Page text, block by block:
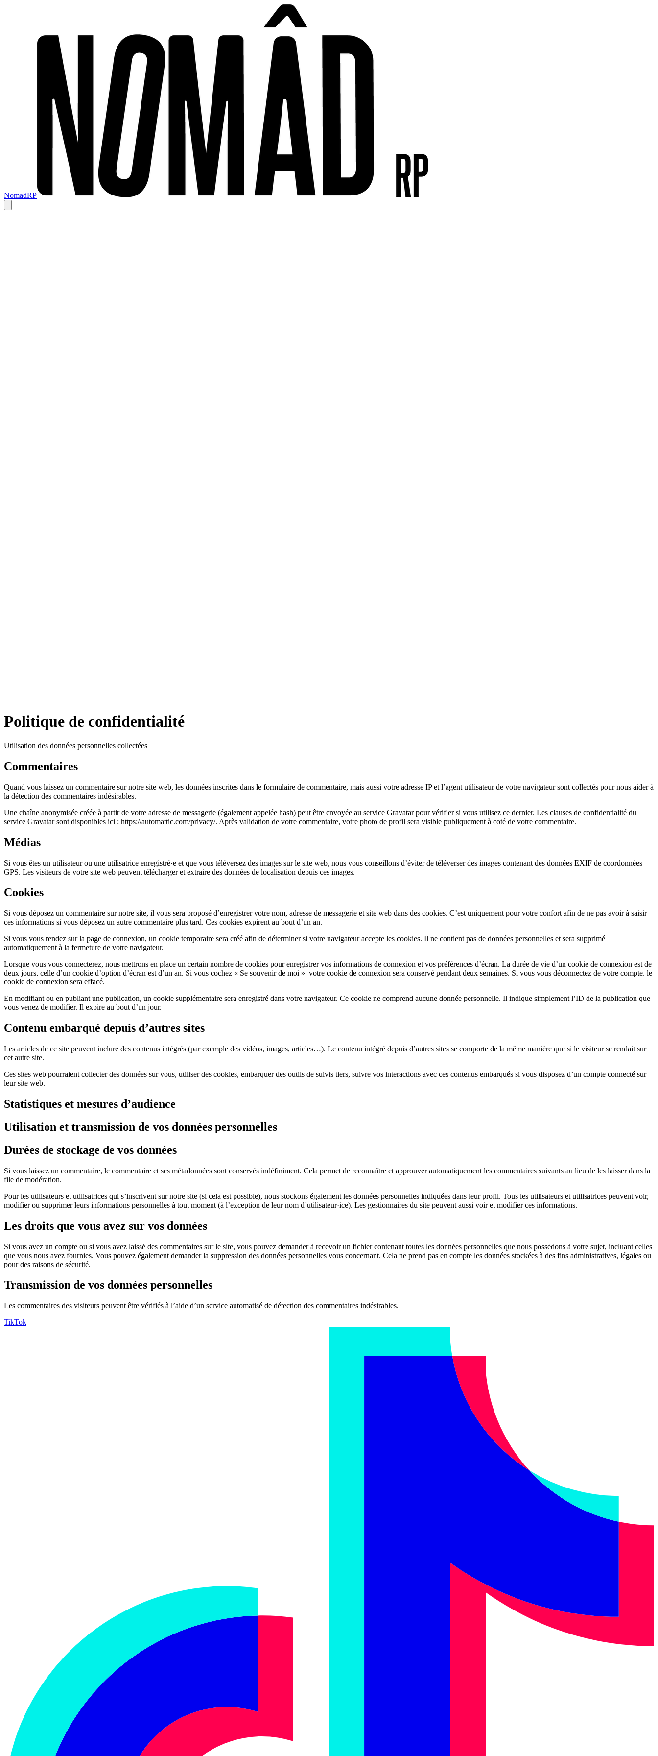
NomadRP
Politique de confidentialité
Utilisation des données personnelles collectées
Commentaires
Quand vous laissez un commentaire sur notre site web, les données inscrites dans le formulaire de commentaire, mais aussi votre adresse IP et l’agent utilisateur de votre navigateur sont collectés pour nous aider à
la détection des commentaires indésirables.
Une chaîne anonymisée créée à partir de votre adresse de messagerie (également appelée hash) peut être envoyée au service Gravatar pour vérifier si vous utilisez ce dernier. Les clauses de confidentialité du
service Gravatar sont disponibles ici : https://automattic.com/privacy/. Après validation de votre commentaire, votre photo de profil sera visible publiquement à coté de votre commentaire.
Médias
Si vous êtes un utilisateur ou une utilisatrice enregistré·e et que vous téléversez des images sur le site web, nous vous conseillons d’éviter de téléverser des images contenant des données EXIF de coordonnées
GPS. Les visiteurs de votre site web peuvent télécharger et extraire des données de localisation depuis ces images.
Cookies
Si vous déposez un commentaire sur notre site, il vous sera proposé d’enregistrer votre nom, adresse de messagerie et site web dans des cookies. C’est uniquement pour votre confort afin de ne pas avoir à saisir
ces informations si vous déposez un autre commentaire plus tard. Ces cookies expirent au bout d’un an.
Si vous vous rendez sur la page de connexion, un cookie temporaire sera créé afin de déterminer si votre navigateur accepte les cookies. Il ne contient pas de données personnelles et sera supprimé
automatiquement à la fermeture de votre navigateur.
Lorsque vous vous connecterez, nous mettrons en place un certain nombre de cookies pour enregistrer vos informations de connexion et vos préférences d’écran. La durée de vie d’un cookie de connexion est de
deux jours, celle d’un cookie d’option d’écran est d’un an. Si vous cochez « Se souvenir de moi », votre cookie de connexion sera conservé pendant deux semaines. Si vous vous déconnectez de votre compte, le
cookie de connexion sera effacé.
En modifiant ou en publiant une publication, un cookie supplémentaire sera enregistré dans votre navigateur. Ce cookie ne comprend aucune donnée personnelle. Il indique simplement l’ID de la publication que
vous venez de modifier. Il expire au bout d’un jour.
Contenu embarqué depuis d’autres sites
Les articles de ce site peuvent inclure des contenus intégrés (par exemple des vidéos, images, articles…). Le contenu intégré depuis d’autres sites se comporte de la même manière que si le visiteur se rendait sur
cet autre site.
Ces sites web pourraient collecter des données sur vous, utiliser des cookies, embarquer des outils de suivis tiers, suivre vos interactions avec ces contenus embarqués si vous disposez d’un compte connecté sur
leur site web.
Statistiques et mesures d’audience
Utilisation et transmission de vos données personnelles
Durées de stockage de vos données
Si vous laissez un commentaire, le commentaire et ses métadonnées sont conservés indéfiniment. Cela permet de reconnaître et approuver automatiquement les commentaires suivants au lieu de les laisser dans la
file de modération.
Pour les utilisateurs et utilisatrices qui s’inscrivent sur notre site (si cela est possible), nous stockons également les données personnelles indiquées dans leur profil. Tous les utilisateurs et utilisatrices peuvent voir,
modifier ou supprimer leurs informations personnelles à tout moment (à l’exception de leur nom d’utilisateur·ice). Les gestionnaires du site peuvent aussi voir et modifier ces informations.
Les droits que vous avez sur vos données
Si vous avez un compte ou si vous avez laissé des commentaires sur le site, vous pouvez demander à recevoir un fichier contenant toutes les données personnelles que nous possédons à votre sujet, incluant celles
que vous nous avez fournies. Vous pouvez également demander la suppression des données personnelles vous concernant. Cela ne prend pas en compte les données stockées à des fins administratives, légales ou
pour des raisons de sécurité.
Transmission de vos données personnelles
Les commentaires des visiteurs peuvent être vérifiés à l’aide d’un service automatisé de détection des commentaires indésirables.
TikTok